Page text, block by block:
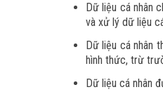
Dữ liệu cá nhân
và xử lý dữ liệu
Dữ liệu cá nhân
hình thức, trừ
Dữ liệu cá nhân